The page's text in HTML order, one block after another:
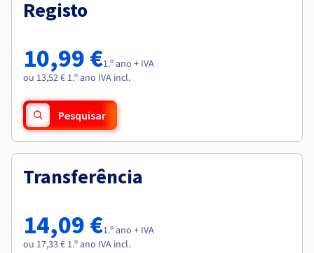
Preços
Roadmap & Changelog
Observabilidade
Roadmap & Changelog
Roadmap & Changelog
Roadmap & Changelog
Roadmap & Changelog
Registo
10,99 €1.º ano + IVA
ou 13,52 € 1.º ano IVA incl.
Pesquisar
Transferência
14,09 €1.º ano + IVA
ou 17,33 € 1.º ano IVA incl.